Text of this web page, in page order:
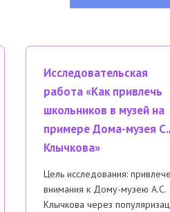
Исследовательская
работа «Как привлечь
школьников в музей на
примере Дома-музея
Клычкова»
Цель исследования:
внимания к Дому-музею А.С.
Клычкова через